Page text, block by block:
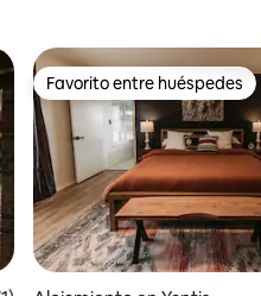
Favorito entre huéspedes
Favorito entre huéspedes